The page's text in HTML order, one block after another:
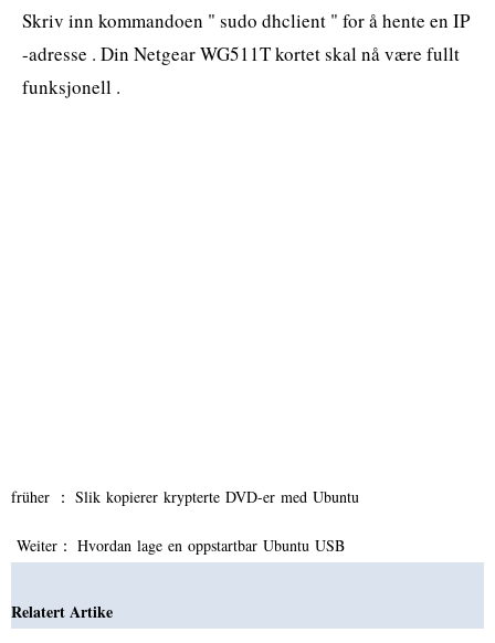
Skriv inn kommandoen " sudo dhclient " for å hente en IP
-adresse . Din Netgear WG511T kortet skal nå være fullt
funksjonell .
früher ： Slik kopierer krypterte DVD-er med Ubuntu
Weiter： Hvordan lage en oppstartbar Ubuntu USB
Relatert Artike